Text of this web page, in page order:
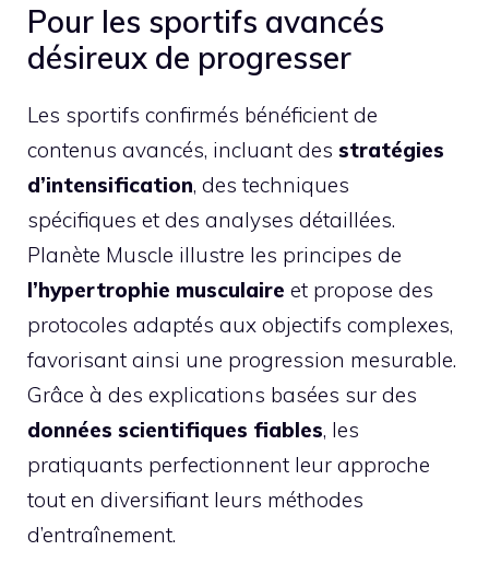
Pour les sportifs avancés
désireux de progresser
Les sportifs confirmés bénéficient de
contenus avancés, incluant des stratégies
d’intensification, des techniques
spécifiques et des analyses détaillées.
Planète Muscle illustre les principes de
l’hypertrophie musculaire et propose des
protocoles adaptés aux objectifs complexes,
favorisant ainsi une progression mesurable.
Grâce à des explications basées sur des
données scientifiques fiables, les
pratiquants perfectionnent leur approche
tout en diversifiant leurs méthodes
d’entraînement.